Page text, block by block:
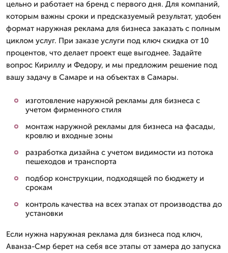
цельно и работает на бренд с первого дня. Для компаний,
которым важны сроки и предсказуемый результат, удобен
формат наружная реклама для бизнеса заказать с полным
циклом услуг. При заказе услуги под ключ скидка от 10
процентов, что делает проект еще выгоднее. Задайте
вопрос Кириллу и Федору, и мы предложим решение под
вашу задачу в Самаре и на объектах в Самары.
изготовление наружной рекламы для бизнеса с
учетом фирменного стиля
монтаж наружной рекламы для бизнеса на фасады,
кровлю и входные зоны
разработка дизайна с учетом видимости из потока
пешеходов и транспорта
подбор конструкции, подходящей по бюджету и
срокам
контроль качества на всех этапах от производства до
установки
Если нужна наружная реклама для бизнеса под ключ,
Аванза-Смр берет на себя все этапы от замера до запуска